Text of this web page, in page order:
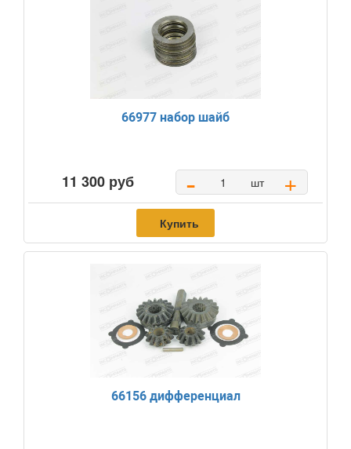
66977 набор шайб
11 300 руб - шт +
Купить
66156 дифференциал